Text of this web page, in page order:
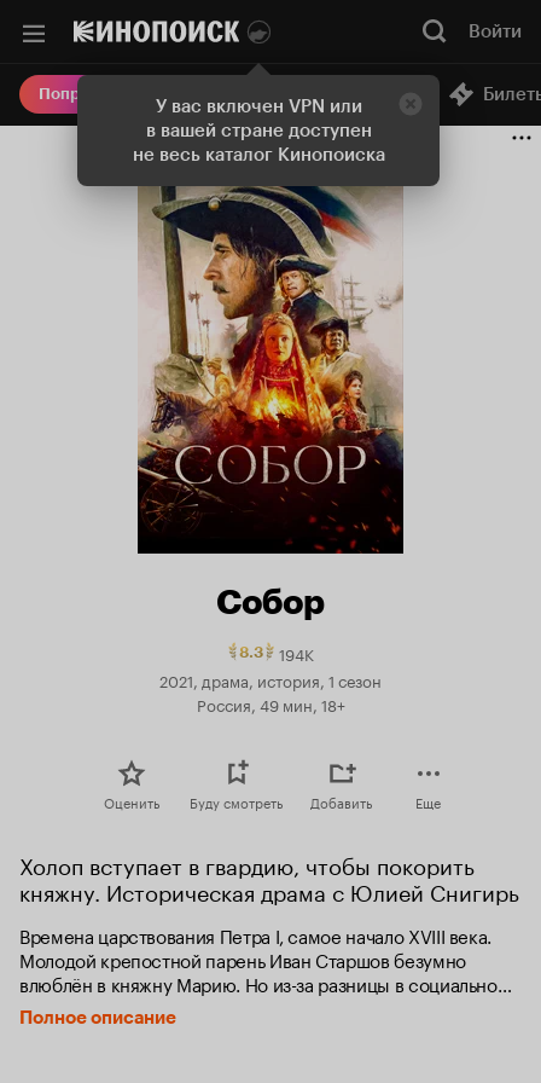
У вас включен VPN или
в вашей стране доступен
не весь каталог Кинопоиска
Войти
Попробовать Плюс Онлайн-кинотеатр
Собор
8.3Рейтинг
Кинопоиска
8.3.
топ
194K
2021, драма, история, 1 сезон
Россия, 49 мин, 18+
Оценить Буду смотреть Добавить Еще
Холоп вступает в гвардию, чтобы покорить
княжну. Историческая драма с Юлией Снигирь
Времена царствования Петра I, самое начало XVIII века.
Молодой крепостной парень Иван Старшов безумно
влюблён в княжну Марию. Но из-за разницы в социальном
положении их брак невозможен. Из-за личной трагедии
крепостной теряет веру в бога: что это за бог, который
Полное описание